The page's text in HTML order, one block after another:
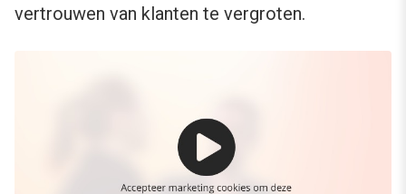
vertrouwen van klanten te vergroten.